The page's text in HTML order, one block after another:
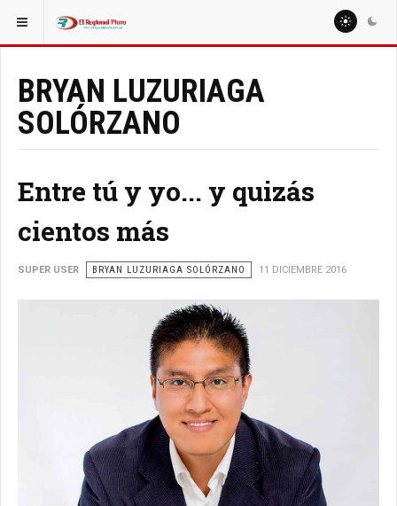
ESTÁ AQUÍ: COLUMNISTAS
BRYAN LUZURIAGA
SOLÓRZANO
Entre tú y yo... y quizás
cientos más
SUPER USER BRYAN LUZURIAGA SOLÓRZANO 11 DICIEMBRE 2016